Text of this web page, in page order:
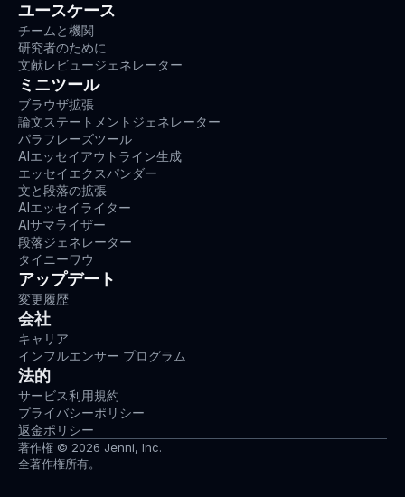
ユースケース
チームと機関
研究者のために
文献レビュージェネレーター
ミニツール
ブラウザ拡張
論文ステートメントジェネレーター
パラフレーズツール
AIエッセイアウトライン生成
エッセイエクスパンダー
文と段落の拡張
AIエッセイライター
AIサマライザー
段落ジェネレーター
タイニーワウ
アップデート
変更履歴
会社
キャリア
インフルエンサー プログラム
法的
サービス利用規約
プライバシーポリシー
返金ポリシー
著作権 © 2026 Jenni, Inc.
全著作権所有。